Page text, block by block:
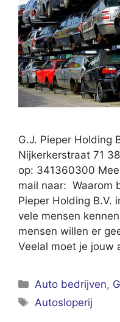
G.J. Pieper Holding
Nijkerkerstraat 71
op: 341360300
mail naar: Waarom
Pieper Holding B.V.
vele mensen
mensen willen er
Veelal moet je jouw
Categorieën
Auto bedrijven,
Tags
Autosloperij